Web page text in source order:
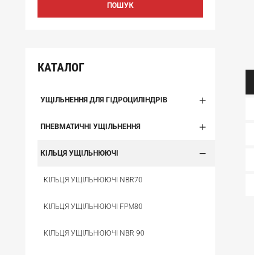
ПОШУК
КАТАЛОГ
УЩІЛЬНЕННЯ ДЛЯ ГІДРОЦИЛІНДРІВ
ПНЕВМАТИЧНІ УЩІЛЬНЕННЯ
КІЛЬЦЯ УЩІЛЬНЮЮЧІ
КІЛЬЦЯ УЩІЛЬНЮЮЧІ NBR70
КІЛЬЦЯ УЩІЛЬНЮЮЧІ FPM80
КІЛЬЦЯ УЩІЛЬНЮЮЧІ NBR 90